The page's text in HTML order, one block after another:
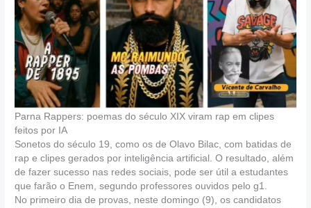
Parna Rappers: poemas do século XIX viram rap em clipes
feitos por IA
Sonetos do século 19, como os de Olavo Bilac, com batidas de
rap e clipes gerados por inteligência artificial. O resultado, além
de fazer sucesso nas redes sociais, pode ser útil a estudantes
que farão o Enem, segundo professores ouvidos pelo g1.
No primeiro dia de provas, neste domingo (9), os candidatos